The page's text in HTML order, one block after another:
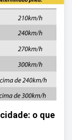
o que